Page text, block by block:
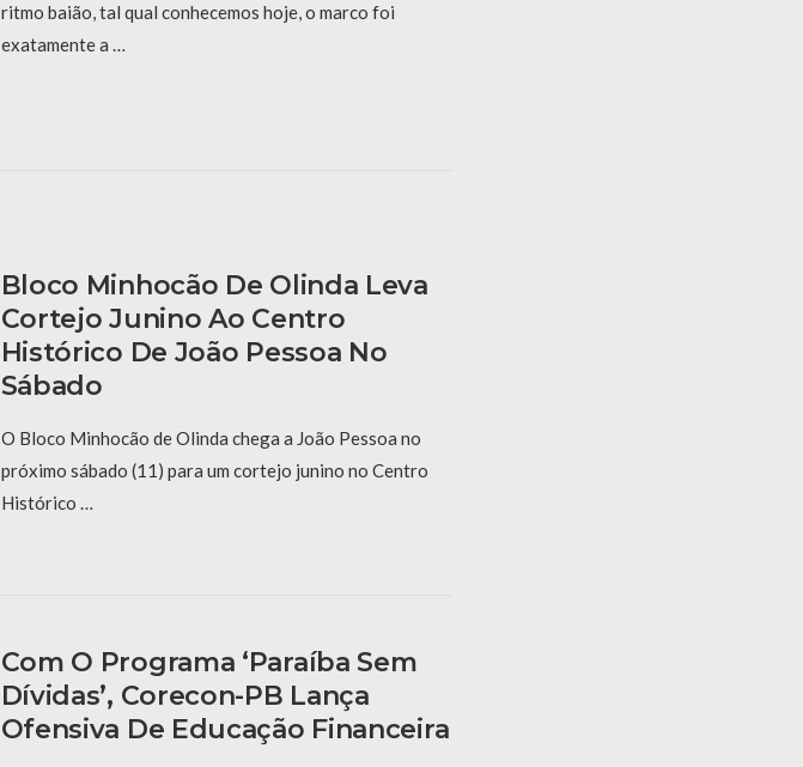
ritmo baião, tal qual conhecemos hoje, o marco foi
exatamente a …
Bloco Minhocão De Olinda Leva
Cortejo Junino Ao Centro
Histórico De João Pessoa No
Sábado
O Bloco Minhocão de Olinda chega a João Pessoa no
próximo sábado (11) para um cortejo junino no Centro
Histórico …
Com O Programa ‘Paraíba Sem
Dívidas’, Corecon-PB Lança
Ofensiva De Educação Financeira